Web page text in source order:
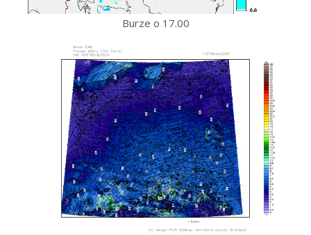
Burze o 17.00